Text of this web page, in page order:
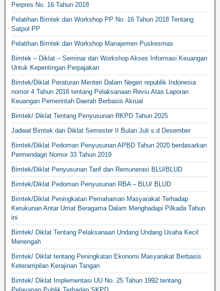
Perpres No. 16 Tahun 2018
Pelatihan Bimtek dan Workshop PP No. 16 Tahun 2018 Tentang
Satpol PP
Pelatihan Bimtek dan Workshop Manajemen Puskesmas
Bimtek – Diklat – Seminar dan Workshop Akses Informasi Keuangan
Untuk Kepentingan Perpajakan
Bimtek/Diklat Peraturan Menteri Dalam Negeri republik Indonesia
nomor 4 Tahun 2018 tentang Pelaksanaan Reviu Atas Laporan
Keuangan Pemerintah Daerah Berbasis Akrual
Bimtek/ Diklat Tentang Penyusunan RKPD Tahun 2025
Jadwal Bimtek dan Diklat Semester II Bulan Juli s.d Desember
Bimtek/Diklat Pedoman Penyusunan APBD Tahun 2020 berdasarkan
Permendagri Nomor 33 Tahun 2019
Bimtek/Diklat Penyusunan Tarif dan Remunerasi BLU/BLUD
Bimtek/Diklat Pedoman Penyusunan RBA – BLU/ BLUD
Bimtek/Diklat Peningkatan Pemahaman Masyarakat Terhadap
Kerukunan Antar Umat Beragama Dalam Menghadapi Pilkada Tahun
ini
Bimtek/ Diklat Tentang Pelaksanaan Undang Undang Usaha Kecil
Menengah
Bimtek/ Diklat tentang Peningkatan Ekonomi Masyarakat Berbasis
Keterampilan Kerajinan Tangan
Bimtek/ Diklat Implementasi UU No. 25 Tahun 1992 tentang